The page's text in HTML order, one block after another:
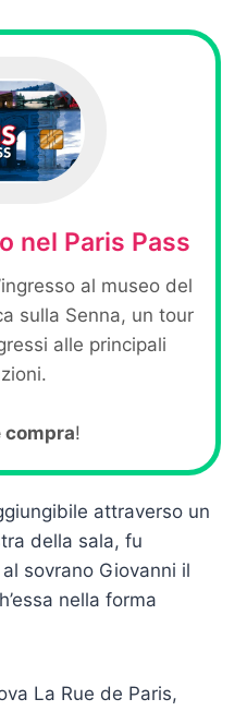
nel Paris Pass
al museo del
sulla Senna, un tour
alle principali
compra!
attraverso un
della sala, fu
sovrano Giovanni il
nella forma
La Rue de Paris,